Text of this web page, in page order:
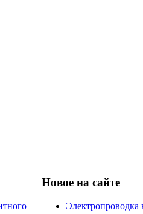
Новое на сайте
Электропроводка